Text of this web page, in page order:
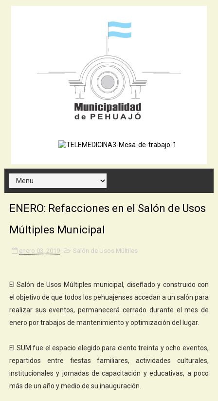
ENERO: Refacciones en el Salón de Usos
Múltiples Municipal
enero 03, 2019 Salón de Usos Múltiles
El Salón de Usos Múltiples municipal, diseñado y construido con
el objetivo de que todos los pehuajenses accedan a un salón para
realizar sus eventos, permanecerá cerrado durante el mes de
enero por trabajos de mantenimiento y optimización del lugar.
El SUM fue el espacio elegido para ciento treinta y ocho eventos,
repartidos entre fiestas familiares, actividades culturales,
institucionales y jornadas de capacitación y educativas, a poco
más de un año y medio de su inauguración.